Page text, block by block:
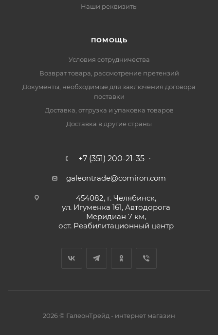
Наши реквизиты
ПОМОЩЬ
Условия сотрудничества
Возврат товара, рассмотрение претензий
Документы, необходимые для заключения договора
поставки
Доставка, отгрузка и упаковка товаров
Доставка в другие страны
+7 (351) 200-21-35
galeontrade@comiron.com
454082, г. Челябинск,
ул. Игуменка 161, Автодорога
Меридиан 7 км,
ост. Реабилитационный центр
2026 © ГалеонТрейд - интернет магазин